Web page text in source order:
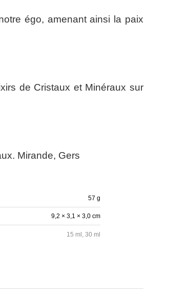
égo, amenant ainsi la paix
de Cristaux et Minéraux sur
Mirande, Gers
57 g
9,2 × 3,1 × 3,0 cm
15 ml, 30 ml